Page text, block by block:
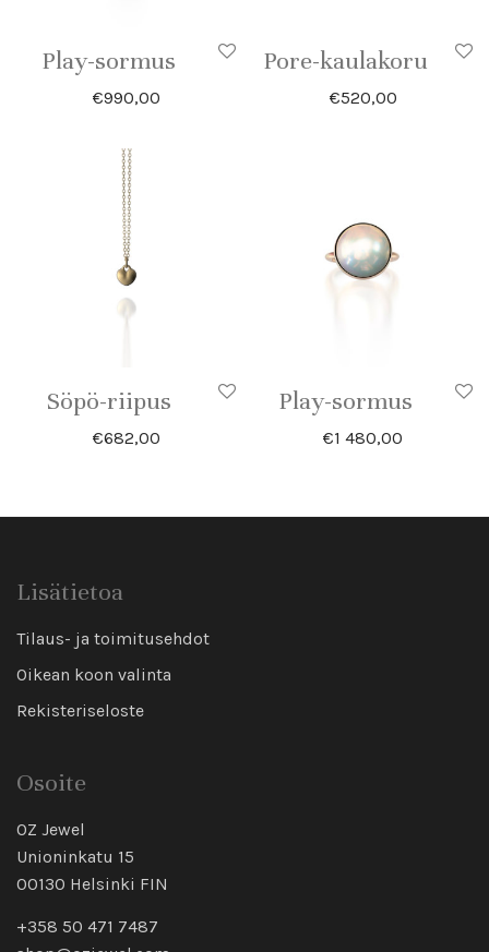
Play-sormus
€990,00
Pore-kaulakoru
€520,00
Söpö-riipus
€682,00
Play-sormus
€1 480,00
Lisätietoa
Tilaus- ja toimitusehdot
Oikean koon valinta
Rekisteriseloste
Osoite
OZ Jewel
Unioninkatu 15
00130 Helsinki FIN
+358 50 471 7487